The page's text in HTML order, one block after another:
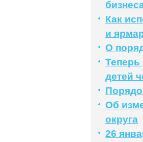
Как
и
О
Теперь
детей
Об
округа
26